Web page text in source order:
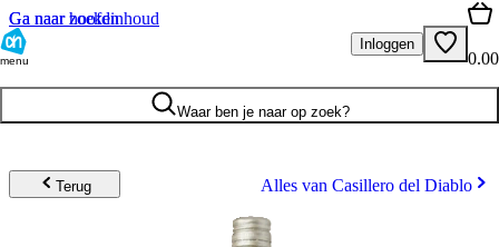
Ga naar hoofdinhoud
Ga naar zoeken
menu
Inloggen
0.00
Waar ben je naar op zoek?
Terug Alles van Casillero del Diablo